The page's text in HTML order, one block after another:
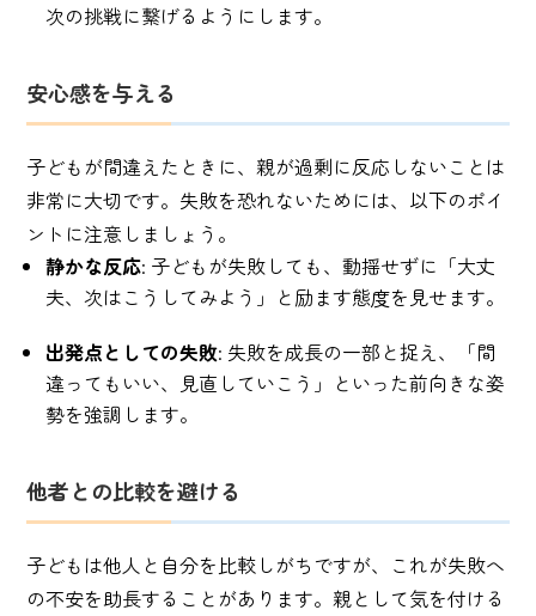
次の挑戦に繋げるようにします。
安心感を与える
子どもが間違えたときに、親が過剰に反応しないことは
非常に大切です。失敗を恐れないためには、以下のポイ
ントに注意しましょう。
静かな反応: 子どもが失敗しても、動揺せずに「大丈
夫、次はこうしてみよう」と励ます態度を見せます。
出発点としての失敗: 失敗を成長の一部と捉え、「間
違ってもいい、見直していこう」といった前向きな姿
勢を強調します。
他者との比較を避ける
子どもは他人と自分を比較しがちですが、これが失敗へ
の不安を助長することがあります。親として気を付ける